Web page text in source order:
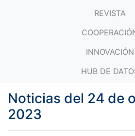
REVISTA
INNOVACIÓN
HUB DE
Noticias del 24 de
2023